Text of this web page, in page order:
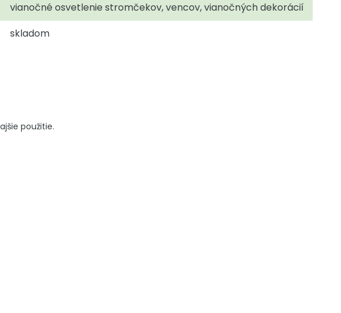
vianočné osvetlenie stromčekov, vencov, vianočných dekorácií
skladom
použitie.